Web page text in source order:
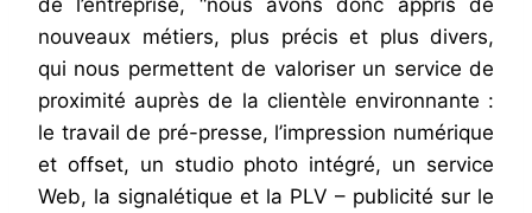
de l’entreprise, “nous avons donc appris de
nouveaux métiers, plus précis et plus divers,
qui nous permettent de valoriser un service de
proximité auprès de la clientèle environnante :
le travail de pré-presse, l’impression numérique
et offset, un studio photo intégré, un service
Web, la signalétique et la PLV – publicité sur le